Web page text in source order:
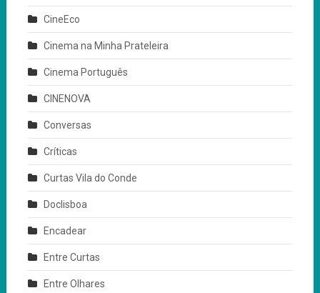
CineEco
Cinema na Minha Prateleira
Cinema Português
CINENOVA
Conversas
Críticas
Curtas Vila do Conde
Doclisboa
Encadear
Entre Curtas
Entre Olhares